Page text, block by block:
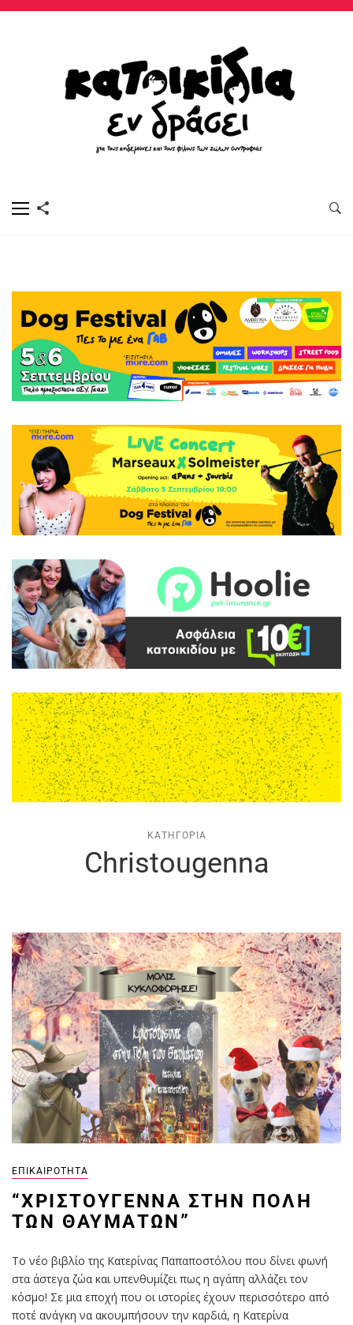
ΚΑΤΗΓΟΡΊΑ
Christougenna
ΕΠΙΚΑΙΡΌΤΗΤΑ
“ΧΡΙΣΤΟΎΓΕΝΝΑ ΣΤΗΝ ΠΌΛΗ
ΤΩΝ ΘΑΥΜΆΤΩΝ”
Το νέο βιβλίο της Κατερίνας Παπαποστόλου που δίνει φωνή
στα άστεγα ζώα και υπενθυμίζει πως η αγάπη αλλάζει τον
κόσμο! Σε μια εποχή που οι ιστορίες έχουν περισσότερο από
ποτέ ανάγκη να ακουμπήσουν την καρδιά, η Κατερίνα